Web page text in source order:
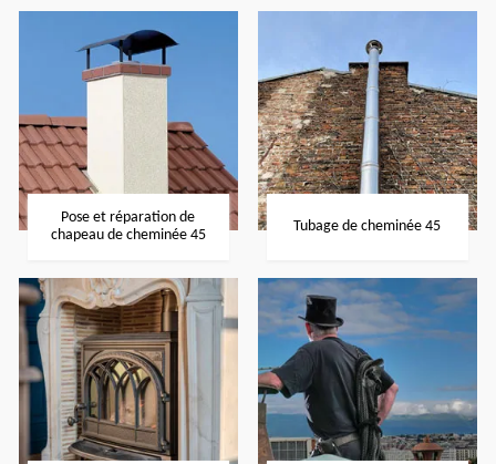
Pose et réparation de
chapeau de cheminée 45
Tubage de cheminée 45